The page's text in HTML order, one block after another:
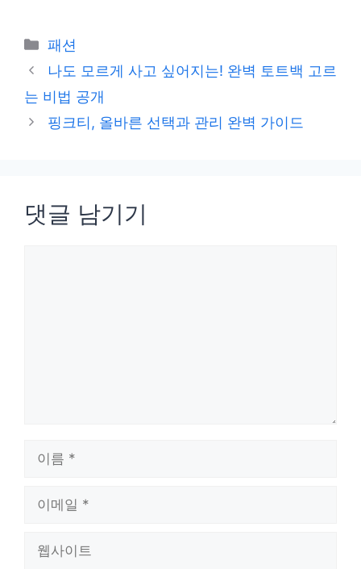
카
테
리
패션
나도 모르게 사고 싶어지는! 완벽 토트백 고르
는 비법 공개
핑크티, 올바른 선택과 관리 완벽 가이드
댓글 남기기